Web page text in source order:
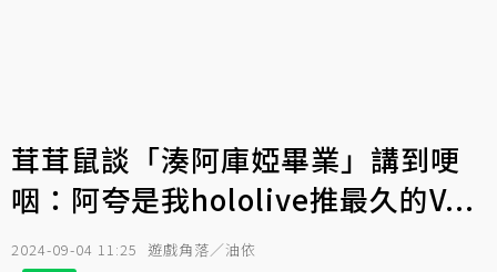
茸茸鼠談「湊阿庫婭畢業」講到哽
咽：阿夸是我hololive推最久的V...
2024-09-04 11:25 遊戲角落／油依